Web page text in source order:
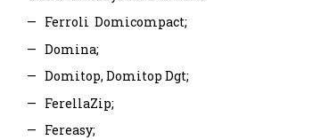
Ferroli Domicompact;
Domina;
Domitop, Domitop Dgt;
FerellaZip;
Fereasy;